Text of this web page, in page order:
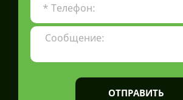
ОТПРАВИТЬ